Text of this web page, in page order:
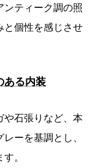
ンティーク調の照
と個性を感じさせ
ある内装
や石張りなど、本
ーを基調とし、
。